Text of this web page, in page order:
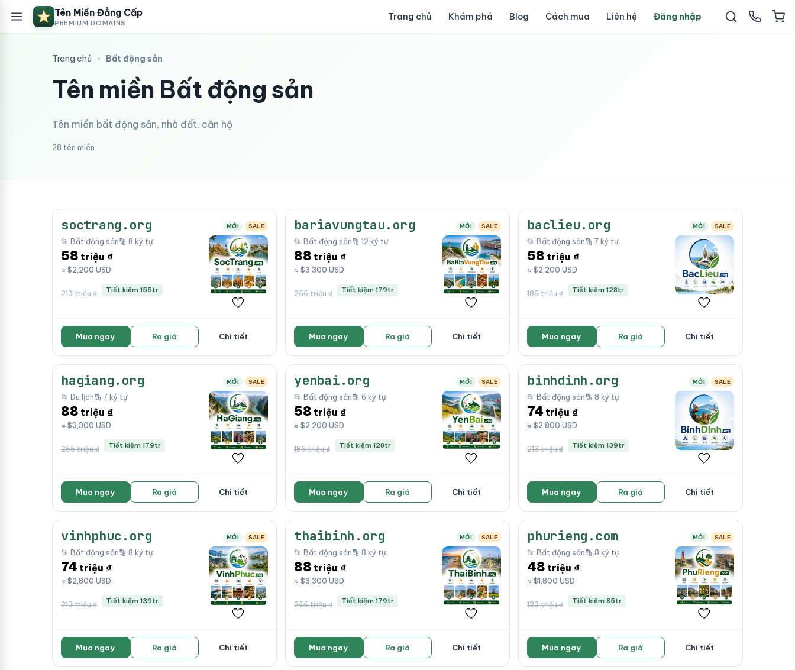
Tên Miền Đẳng Cấp
PREMIUM DOMAINS
Trang chủ Khám phá Blog Cách mua Liên hệ Đăng nhập
Trang chủ › Bất động sản
Tên miền Bất động sản
Tên miền bất động sản, nhà đất, căn hộ
28 tên miền
soctrang.org MỚI SALE
📂 Bất động sản🔡 8 ký tự
58 triệu ₫
≈ $2,200 USD
213 triệu ₫ Tiết kiệm 155tr
🤍
Mua ngay Ra giá Chi tiết
bariavungtau.org MỚI SALE
📂 Bất động sản🔡 12 ký tự
88 triệu ₫
≈ $3,300 USD
266 triệu ₫ Tiết kiệm 179tr
🤍
Mua ngay Ra giá Chi tiết
baclieu.org MỚI SALE
📂 Bất động sản🔡 7 ký tự
58 triệu ₫
≈ $2,200 USD
186 triệu ₫ Tiết kiệm 128tr
🤍
Mua ngay Ra giá Chi tiết
hagiang.org MỚI SALE
📂 Du lịch🔡 7 ký tự
88 triệu ₫
≈ $3,300 USD
266 triệu ₫ Tiết kiệm 179tr
🤍
Mua ngay Ra giá Chi tiết
yenbai.org MỚI SALE
📂 Bất động sản🔡 6 ký tự
58 triệu ₫
≈ $2,200 USD
186 triệu ₫ Tiết kiệm 128tr
🤍
Mua ngay Ra giá Chi tiết
binhdinh.org MỚI SALE
📂 Bất động sản🔡 8 ký tự
74 triệu ₫
≈ $2,800 USD
213 triệu ₫ Tiết kiệm 139tr
🤍
Mua ngay Ra giá Chi tiết
vinhphuc.org MỚI SALE
📂 Bất động sản🔡 8 ký tự
74 triệu ₫
≈ $2,800 USD
213 triệu ₫ Tiết kiệm 139tr
🤍
Mua ngay Ra giá Chi tiết
thaibinh.org MỚI SALE
📂 Bất động sản🔡 8 ký tự
88 triệu ₫
≈ $3,300 USD
266 triệu ₫ Tiết kiệm 179tr
🤍
Mua ngay Ra giá Chi tiết
phurieng.com MỚI SALE
📂 Bất động sản🔡 8 ký tự
48 triệu ₫
≈ $1,800 USD
133 triệu ₫ Tiết kiệm 85tr
🤍
Mua ngay Ra giá Chi tiết